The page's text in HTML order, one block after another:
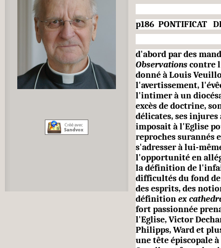
p186 PONTIFICAT
d'abord par des
Observa­tionscontre
donné à Louis
l'avertissement,
l'intimer à un
excès de doctrine,
délicates, ses
imposait à l'Eglise
reproches surannés
s'adresser à lui-
l'opportunité en
la définition de
difficultés du fond
des esprits, des
définitionex
fort passionnée
l'Eglise, Victor
Philipps, Ward et
une tête épiscopale